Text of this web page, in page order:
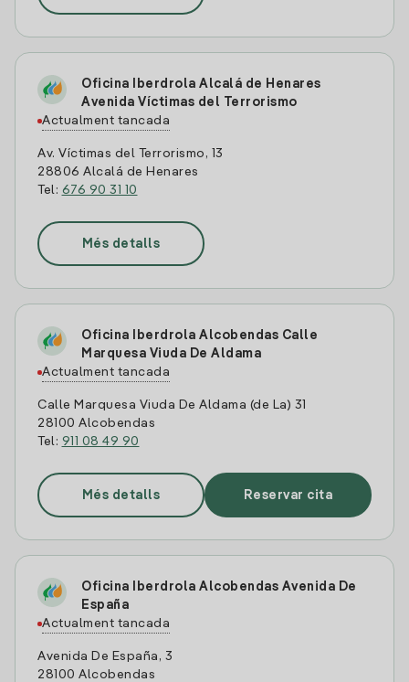
Oficina Iberdrola Alcalá de Henares
Avenida Víctimas del Terrorismo
Actualment tancada
Av. Víctimas del Terrorismo, 13
28806 Alcalá de Henares
Tel: 676 90 31 10
Més detalls
Oficina Iberdrola Alcobendas Calle
Marquesa Viuda De Aldama
Actualment tancada
Calle Marquesa Viuda De Aldama (de La) 31
28100 Alcobendas
Tel: 911 08 49 90
Més detalls Reservar cita
Oficina Iberdrola Alcobendas Avenida De
España
Actualment tancada
Avenida De España, 3
28100 Alcobendas